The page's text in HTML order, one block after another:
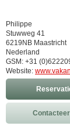
Philippe
Stuwweg 41
6219NB Maastricht
Nederland
GSM: +31
Website: